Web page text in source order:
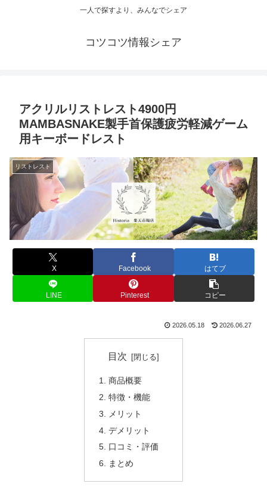
一人で探すより、みんなでシェア
コツコツ情報シェア
アクリルリストレスト4900円
MAMBASNAKE製手首保護疲労軽減ゲーム
用キーボードレスト
リストレスト
X Facebook はてブ
LINE Pinterest コピー
2026.05.18 2026.06.27
目次
商品概要
特徴・機能
メリット
デメリット
口コミ・評価
まとめ